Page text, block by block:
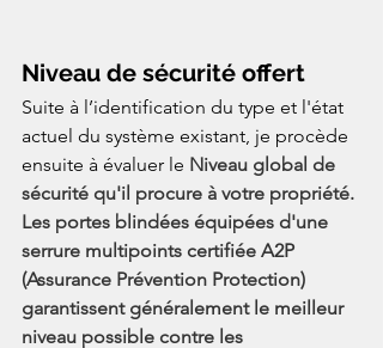
Niveau de sécurité offert
Suite à l’identification du type et l'état
actuel du système existant, je procède
ensuite à évaluer le Niveau global de
sécurité qu'il procure à votre propriété.
Les portes blindées équipées d'une
serrure multipoints certifiée A2P
(Assurance Prévention Protection)
garantissent généralement le meilleur
niveau possible contre les